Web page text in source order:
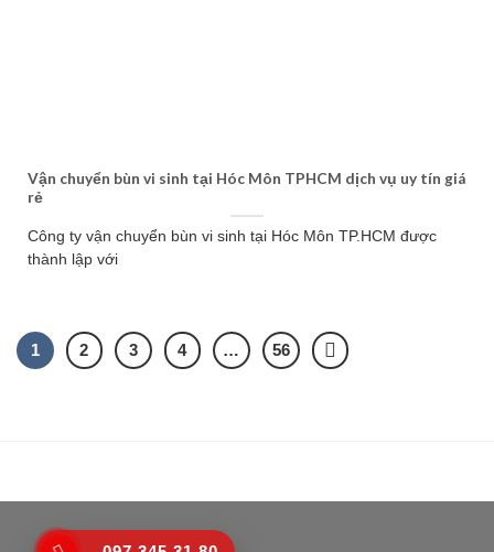
Vận chuyển bùn vi sinh tại Hóc Môn TPHCM dịch vụ uy tín giá
rẻ
Công ty vận chuyển bùn vi sinh tại Hóc Môn TP.HCM được
thành lập với
1 2 3 4 … 56